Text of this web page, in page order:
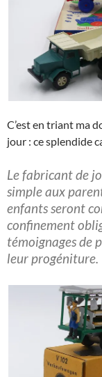
C’est en triant ma
jour : ce splendide
Le fabricant de
simple aux
enfants seront
confinement
témoignages de
leur progéniture.